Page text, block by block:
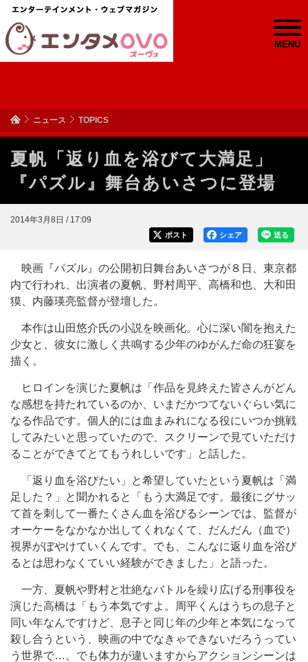
MENU
ニュース TOPICS
夏帆「返り血を浴びて大満足」
『パズル』舞台あいさつに登場
2014年3月8日 / 17:09
送る
シェア
ポスト
映画『パズル』の公開初日舞台あいさつが８日、東京都
内で行われ、出演者の夏帆、野村周平、高橋和也、大和田
獏、内藤瑛亮監督が登壇した。
本作は山田悠介氏の小説を映画化。心に深い闇を抱えた
少女と、彼女に激しく共鳴する少年のゆがんだ命の狂宴を
描く。
ヒロインを演じた夏帆は「作品を見終えた皆さんがどん
な感想を持たれているのか、いまだかつてないぐらい気に
なる作品です。個人的には血まみれになる役にいつか挑戦
してみたいと思っていたので、スクリーンで見ていただけ
ることができてとてもうれしいです」と話した。
「返り血を浴びたい」と希望していたという夏帆は「満
足した？」と聞かれると「もう大満足です。最後にグサッ
て首を刺して一番たくさん血を浴びるシーンでは、監督が
オーケーをなかなか出してくれなくて、だんだん（血で）
視界がぼやけていくんです。でも、こんなに返り血を浴び
るとは思わなくていい経験ができました」と語った。
一方、夏帆や野村と壮絶なバトルを繰り広げる刑事役を
演じた高橋は「もう本気ですよ。周平くんはうちの息子と
同い年なんですけど、息子と同じ年の少年と本気になって
殺し合うという、映画の中でなきゃできないだろうってい
う世界で…。でも体力が違いますからアクションシーンは